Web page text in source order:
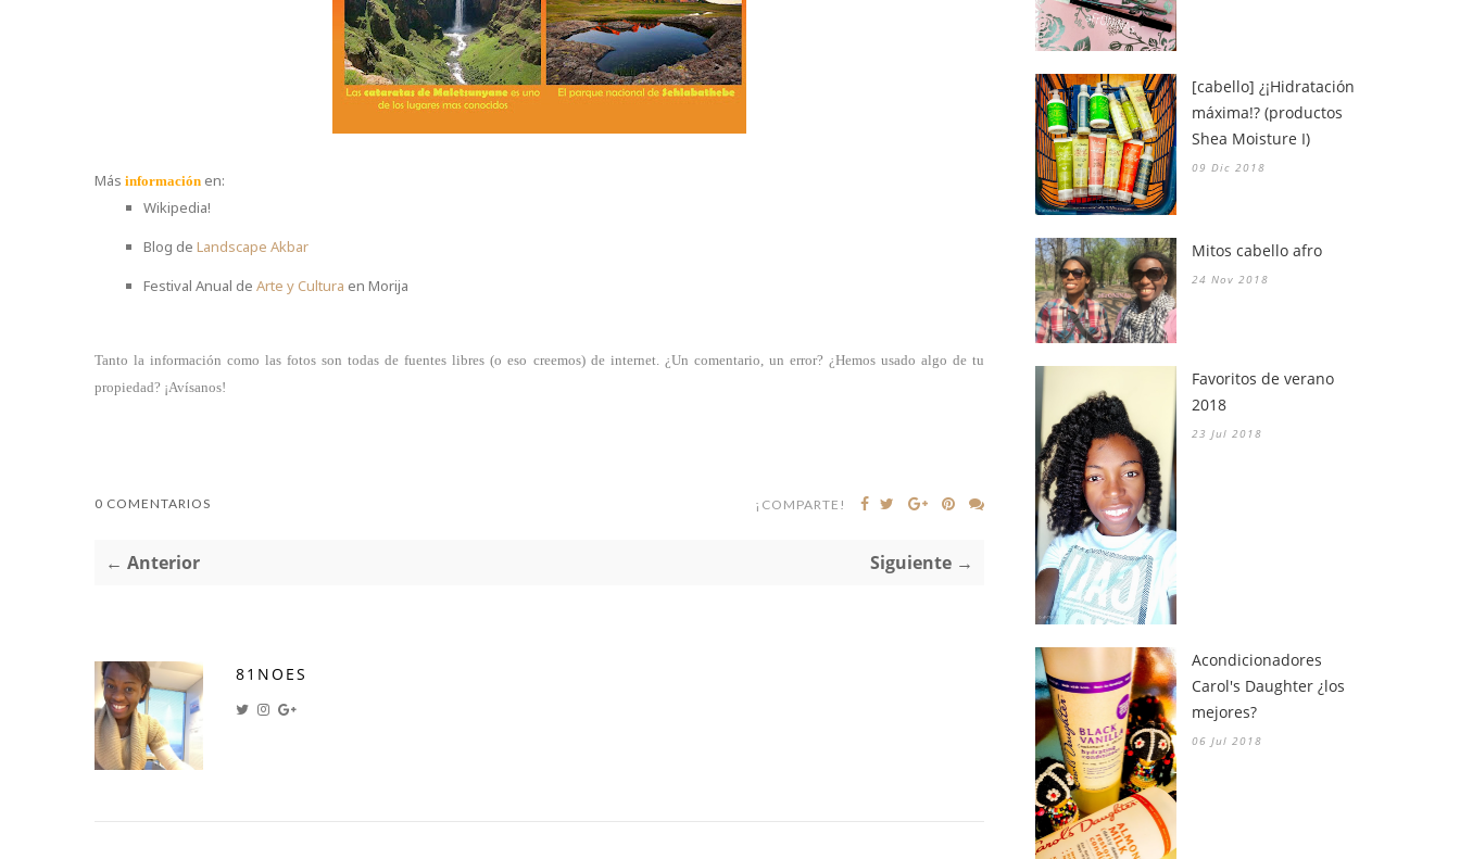
Más información en:
Wikipedia!
Blog de Landscape Akbar
Festival Anual de Arte y Cultura en Morija
Tanto la información como las fotos son todas de fuentes libres (o eso creemos) de internet. ¿Un comentario, un error? ¿Hemos usado algo de tu
propiedad? ¡Avísanos!
0 COMENTARIOS ¡COMPARTE!
← Anterior Siguiente →
81NOES
[cabello] ¿¡Hidratación
máxima!? (productos
Shea Moisture I)
09 Dic 2018
Mitos cabello afro
24 Nov 2018
Favoritos de verano
2018
23 Jul 2018
Acondicionadores
Carol's Daughter ¿los
mejores?
06 Jul 2018